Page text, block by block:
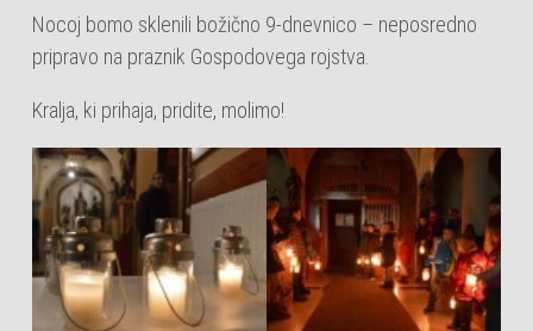
Nocoj bomo sklenili božično 9-dnevnico – neposredno
pripravo na praznik Gospodovega rojstva.
Kralja, ki prihaja, pridite, molimo!